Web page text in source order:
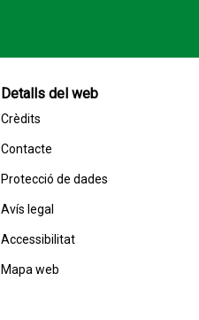
Detalls del web
Crèdits
Contacte
Protecció de dades
Avís legal
Accessibilitat
Mapa web